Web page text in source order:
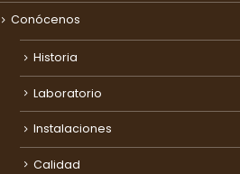
Conócenos
Historia
Laboratorio
Instalaciones
Calidad